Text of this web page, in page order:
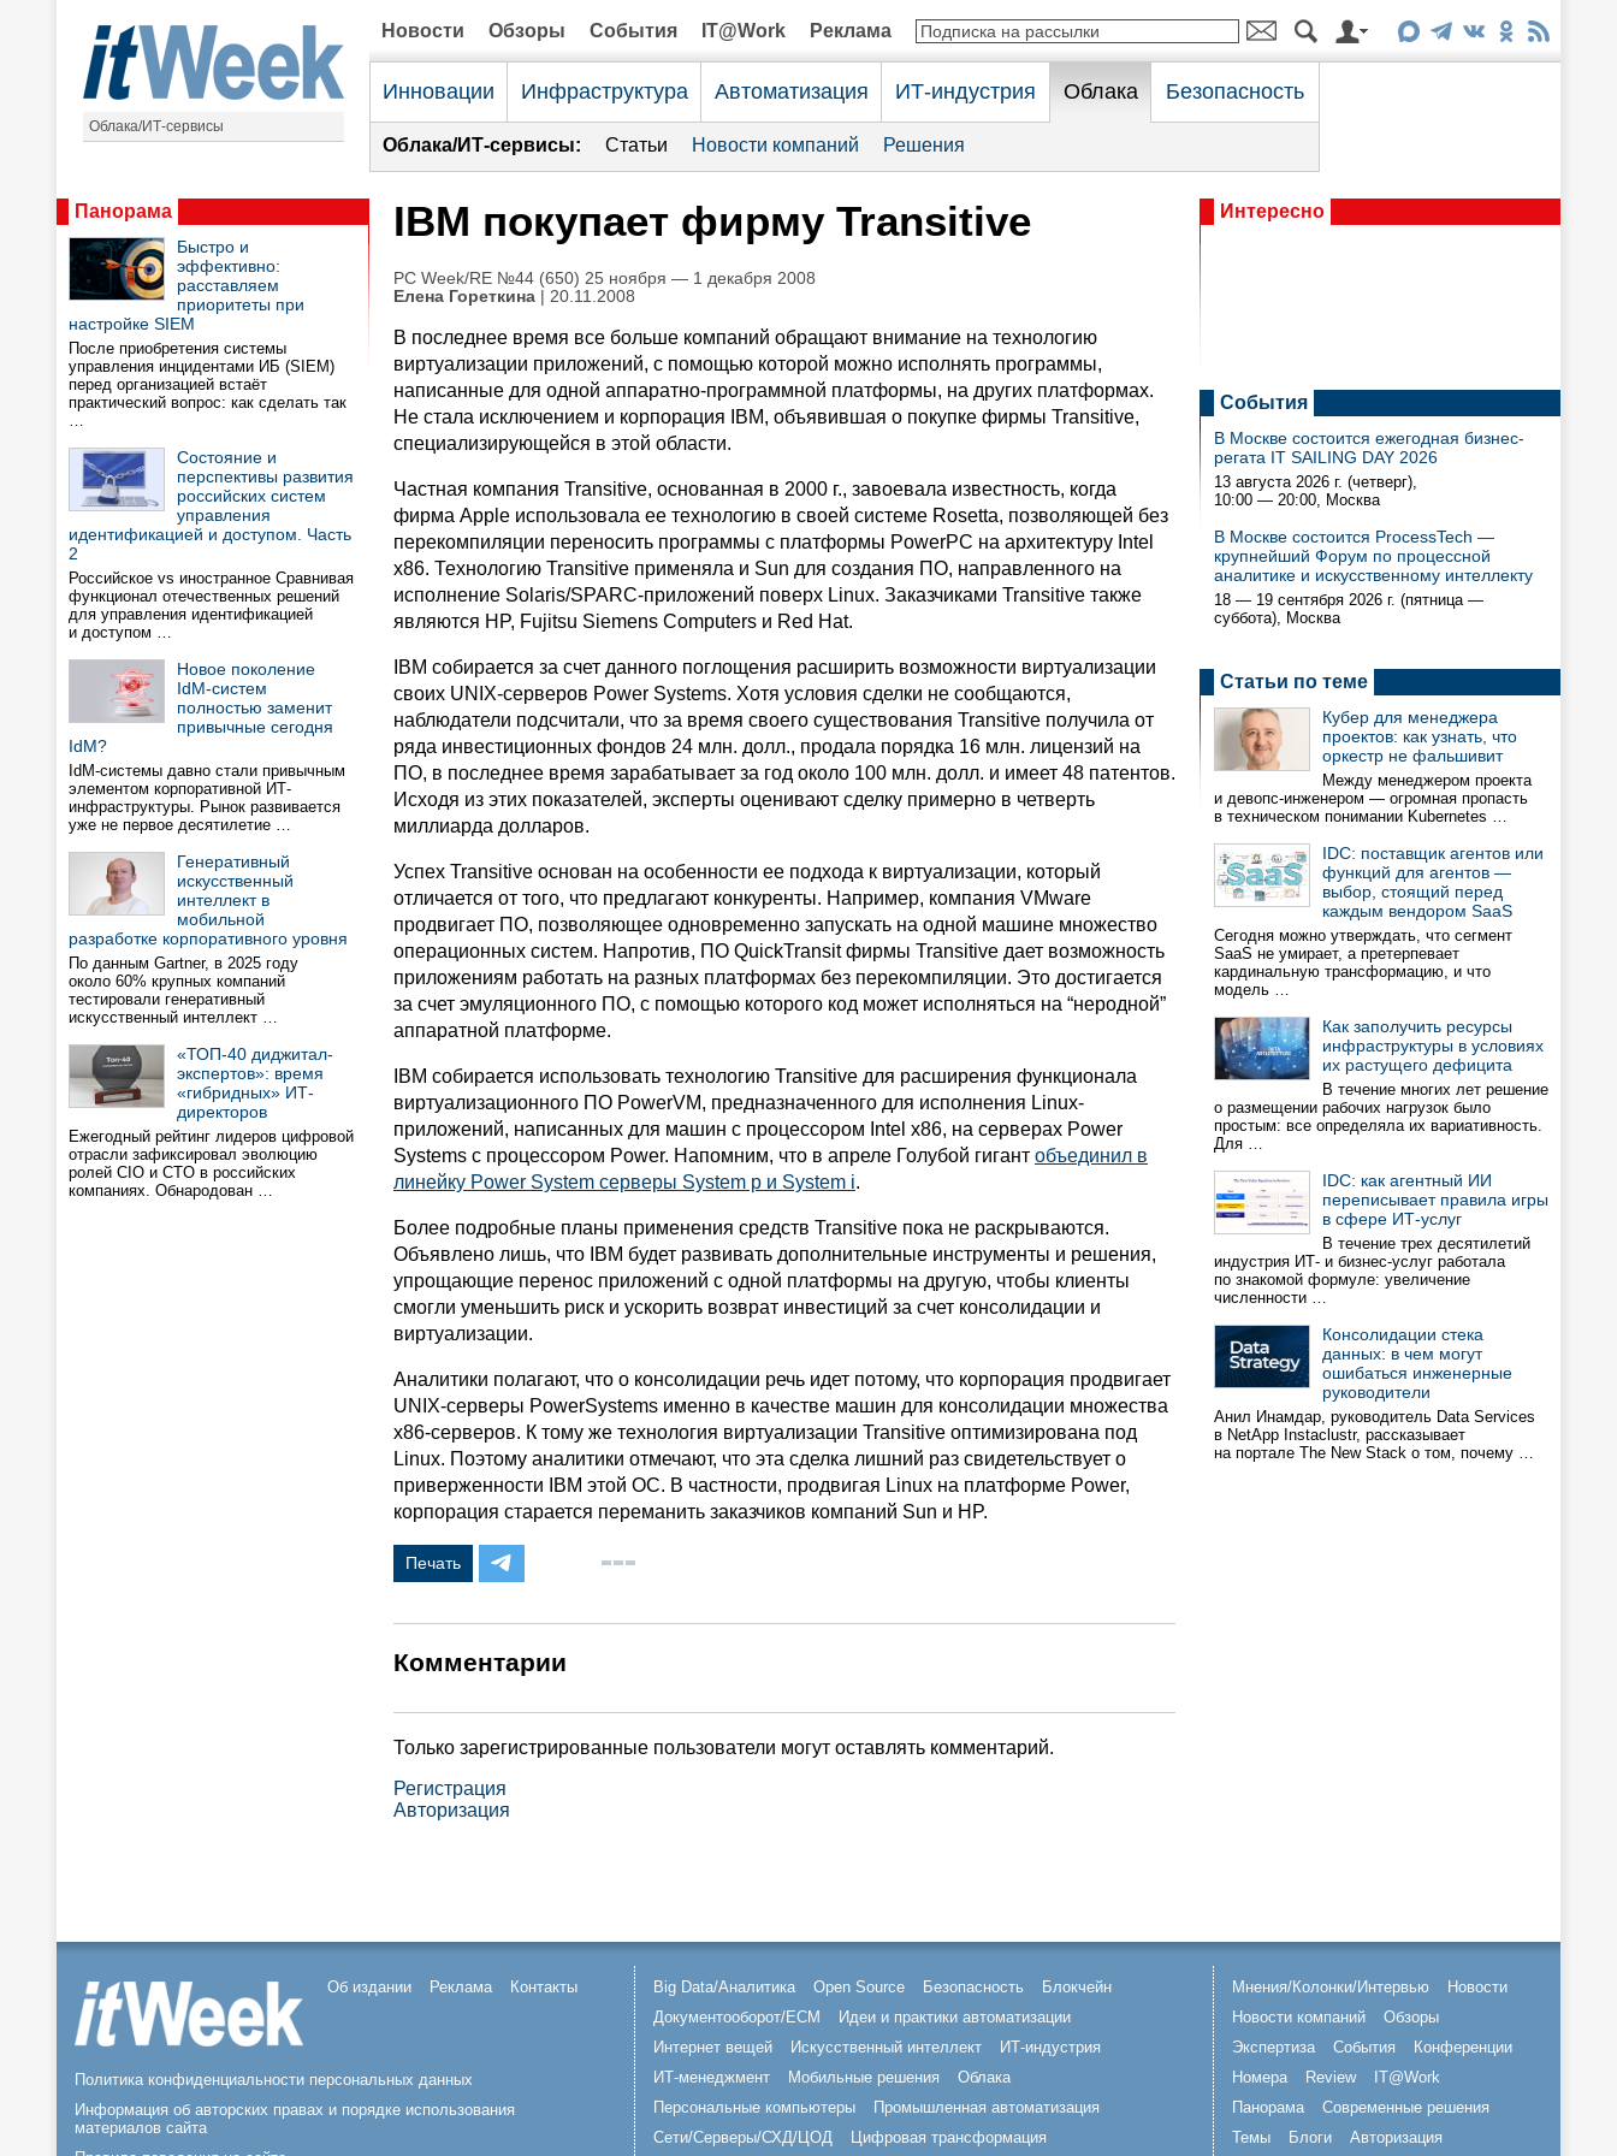
Облака/ИТ-сервисы
Новости Обзоры События IT@Work Реклама
Инновации Инфраструктура Автоматизация ИТ-индустрия Облака Безопасность
Облака/ИТ-сервисы: Статьи Новости компаний Решения
Панорама
Быстро и
эффективно:
расставляем
приоритеты при
настройке SIEM
После приобретения системы
управления инцидентами ИБ (SIEM)
перед организацией встаёт
практический вопрос: как сделать так
…
Состояние и
перспективы развития
российских систем
управления
идентификацией и доступом. Часть
2
Российское vs иностранное Сравнивая
функционал отечественных решений
для управления идентификацией
и доступом …
Новое поколение
IdM-систем
полностью заменит
привычные сегодня
IdM?
IdM-системы давно стали привычным
элементом корпоративной ИТ-
инфраструктуры. Рынок развивается
уже не первое десятилетие …
Генеративный
искусственный
интеллект в
мобильной
разработке корпоративного уровня
По данным Gartner, в 2025 году
около 60% крупных компаний
тестировали генеративный
искусственный интеллект …
«ТОП-40 диджитал-
экспертов»: время
«гибридных» ИТ-
директоров
Ежегодный рейтинг лидеров цифровой
отрасли зафиксировал эволюцию
ролей CIO и CTO в российских
компаниях. Обнародован …
IBM покупает фирму Transitive
PC Week/RE №44 (650) 25 ноября — 1 декабря 2008
Елена Гореткина | 20.11.2008
В последнее время все больше компаний обращают внимание на технологию
виртуализации приложений, с помощью которой можно исполнять программы,
написанные для одной аппаратно-программной платформы, на других платформах.
Не стала исключением и корпорация IBM, объявившая о покупке фирмы Transitive,
специализирующейся в этой области.
Частная компания Transitive, основанная в 2000 г., завоевала известность, когда
фирма Apple использовала ее технологию в своей системе Rosetta, позволяющей без
перекомпиляции переносить программы с платформы PowerPC на архитектуру Intel
x86. Технологию Transitive применяла и Sun для создания ПО, направленного на
исполнение Solaris/SPARC-приложений поверх Linux. Заказчиками Transitive также
являются HP, Fujitsu Siemens Computers и Red Hat.
IBM собирается за счет данного поглощения расширить возможности виртуализации
своих UNIX-серверов Power Systems. Хотя условия сделки не сообщаются,
наблюдатели подсчитали, что за время своего существования Transitive получила от
ряда инвестиционных фондов 24 млн. долл., продала порядка 16 млн. лицензий на
ПО, в последнее время зарабатывает за год около 100 млн. долл. и имеет 48 патентов.
Исходя из этих показателей, эксперты оценивают сделку примерно в четверть
миллиарда долларов.
Успех Transitive основан на особенности ее подхода к виртуализации, который
отличается от того, что предлагают конкуренты. Например, компания VMware
продвигает ПО, позволяющее одновременно запускать на одной машине множество
операционных систем. Напротив, ПО QuickTransit фирмы Transitive дает возможность
приложениям работать на разных платформах без перекомпиляции. Это достигается
за счет эмуляционного ПО, с помощью которого код может исполняться на “неродной”
аппаратной платформе.
IBM собирается использовать технологию Transitive для расширения функционала
виртуализационного ПО PowerVM, предназначенного для исполнения Linux-
приложений, написанных для машин с процессором Intel x86, на серверах Power
Systems с процессором Power. Напомним, что в апреле Голубой гигант объединил в
линейку Power System серверы System p и System i.
Более подробные планы применения средств Transitive пока не раскрываются.
Объявлено лишь, что IBM будет развивать дополнительные инструменты и решения,
упрощающие перенос приложений с одной платформы на другую, чтобы клиенты
смогли уменьшить риск и ускорить возврат инвестиций за счет консолидации и
виртуализации.
Аналитики полагают, что о консолидации речь идет потому, что корпорация продвигает
UNIX-серверы PowerSystems именно в качестве машин для консолидации множества
x86-серверов. К тому же технология виртуализации Transitive оптимизирована под
Linux. Поэтому аналитики отмечают, что эта сделка лишний раз свидетельствует о
приверженности IBM этой ОС. В частности, продвигая Linux на платформе Power,
корпорация старается переманить заказчиков компаний Sun и HP.
Печать
Комментарии
Только зарегистрированные пользователи могут оставлять комментарий.
Регистрация
Авторизация
Интересно
События
В Москве состоится ежегодная бизнес-
регата IT SAILING DAY 2026
13 августа 2026 г. (четверг),
10:00 — 20:00, Москва
В Москве состоится ProcessTech —
крупнейший Форум по процессной
аналитике и искусственному интеллекту
18 — 19 сентября 2026 г. (пятница —
суббота), Москва
Статьи по теме
Кубер для менеджера
проектов: как узнать, что
оркестр не фальшивит
Между менеджером проекта
и девопс-инженером — огромная пропасть
в техническом понимании Kubernetes …
IDC: поставщик агентов или
функций для агентов —
выбор, стоящий перед
каждым вендором SaaS
Сегодня можно утверждать, что сегмент
SaaS не умирает, а претерпевает
кардинальную трансформацию, и что
модель …
Как заполучить ресурсы
инфраструктуры в условиях
их растущего дефицита
В течение многих лет решение
о размещении рабочих нагрузок было
простым: все определяла их вариативность.
Для …
IDC: как агентный ИИ
переписывает правила игры
в сфере ИТ-услуг
В течение трех десятилетий
индустрия ИТ- и бизнес-услуг работала
по знакомой формуле: увеличение
численности …
Консолидации стека
данных: в чем могут
ошибаться инженерные
руководители
Анил Инамдар, руководитель Data Services
в NetApp Instaclustr, рассказывает
на портале The New Stack о том, почему …
Об издании Реклама Контакты
Политика конфиденциальности персональных данных
Информация об авторских правах и порядке использования
материалов сайта
Big Data/Аналитика Open Source Безопасность
Блокчейн
Документооборот/ECM
Идеи и практики автоматизации
Интернет вещей
Искусственный интеллект
ИТ-индустрия
ИТ-менеджмент
Мобильные решения
Облака
Персональные компьютеры
Промышленная автоматизация
Сети/Серверы/СХД/ЦОД
Цифровая трансформация
Мнения/Колонки/Интервью
Новости
Новости компаний
Обзоры
Экспертиза
События
Конференции
Номера
Review
IT@Work
Панорама
Современные решения
Темы
Блоги Авторизация